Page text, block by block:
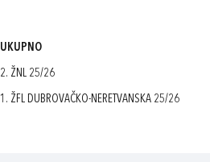
UKUPNO
2. ŽNL 25/26
1. ŽFL DUBROVAČKO-NERETVANSKA 25/26